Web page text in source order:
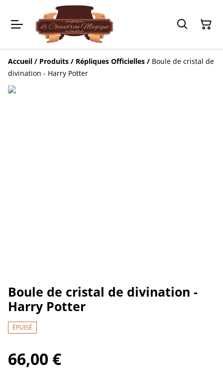
Accueil / Produits / Répliques Officielles / Boule de cristal de
divination - Harry Potter
Boule de cristal de divination -
Harry Potter
ÉPUISÉ
66,00 €